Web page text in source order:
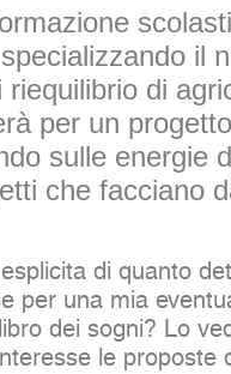
il
di
per un
sulle energie
che facciano
di quanto
per una mia
dei sogni? Lo
le proposte